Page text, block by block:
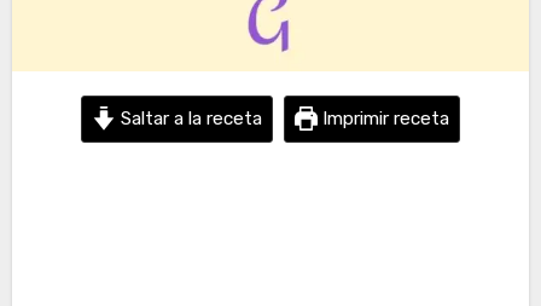
Saltar a la receta Imprimir receta